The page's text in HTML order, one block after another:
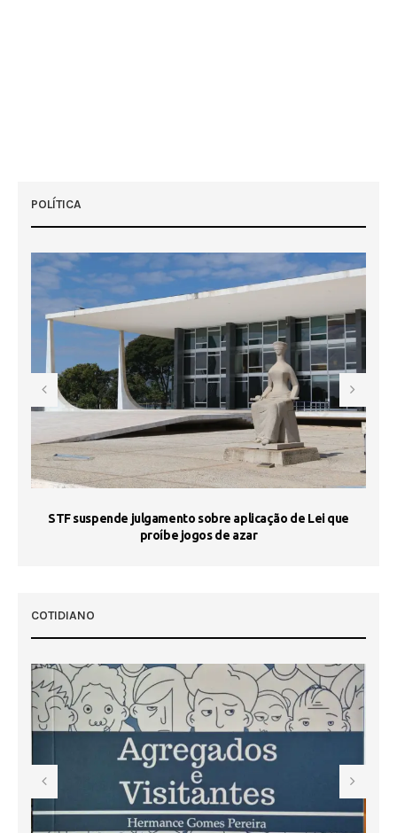
POLÍTICA
STF suspende julgamento sobre aplicação de Lei que
proíbe jogos de azar
COTIDIANO